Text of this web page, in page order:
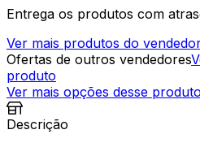
Entrega os produtos com
Ver mais produtos do
Ofertas de outros vendedores
produto
Ver mais opções desse produto
Descrição